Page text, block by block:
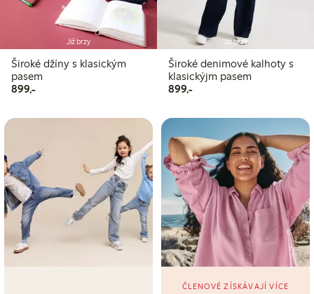
Již brzy
Široké džíny s klasickým
pasem
899,-899,00 Kč
Již brzy
Široké denimové kalhoty s
klasickýjm pasem
899,-899,00 Kč
ČLENOVÉ ZÍSKÁVAJÍ VÍCE